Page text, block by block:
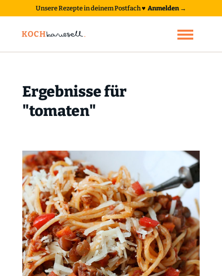
Unsere Rezepte in deinem Postfach♥ Anmelden →
Ergebnisse für
"tomaten"